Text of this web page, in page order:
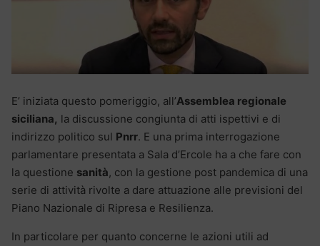
E’ iniziata questo pomeriggio, all’Assemblea regionale
siciliana, la discussione congiunta di atti ispettivi e di
indirizzo politico sul Pnrr. E una prima interrogazione
parlamentare presentata a Sala d’Ercole ha a che fare con
la questione sanità, con la gestione post pandemica di una
serie di attività rivolte a dare attuazione alle previsioni del
Piano Nazionale di Ripresa e Resilienza.
In particolare per quanto concerne le azioni utili ad